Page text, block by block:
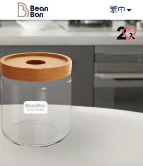
繁中
主力產品
咖啡市集
BeanBon報報
客戶服務
關於我們